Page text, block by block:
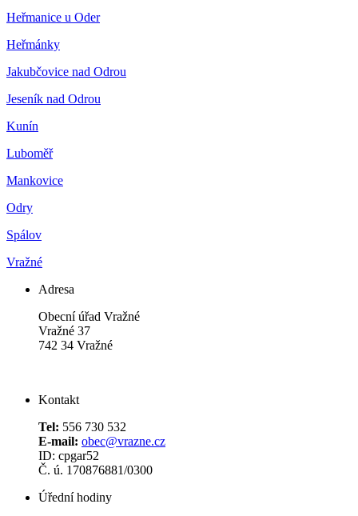
Heřmanice u Oder
Heřmánky
Jakubčovice nad Odrou
Jeseník nad Odrou
Kunín
Luboměř
Mankovice
Odry
Spálov
Vražné
Adresa
Obecní úřad Vražné
Vražné 37
742 34 Vražné
Kontakt
Tel: 556 730 532
E-mail: obec@vrazne.cz
ID: cpgar52
Č. ú. 170876881/0300
Úřední hodiny